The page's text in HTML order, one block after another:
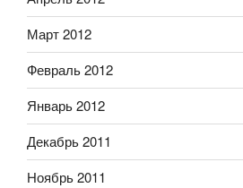
Март 2012
Февраль 2012
Январь 2012
Декабрь 2011
Ноябрь 2011